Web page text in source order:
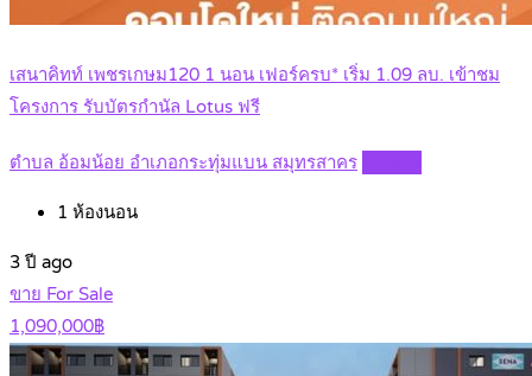
เสนาคิทท์ เพชรเกษม120 1 นอน เฟอร์ครบ* เริ่ม 1.09 ลบ. เข้าชม
โครงการ รับบัตรกำนัล Lotus ฟรี
ตำบล อ้อมน้อย อำเภอกระทุ่มแบน สมุทรสาคร
1 ห้องนอน
3 ปี ago
ขาย For Sale
1,090,000฿